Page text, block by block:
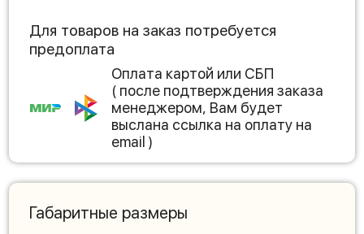
Для товаров на заказ потребуется
предоплата
Оплата картой или СБП
( после подтверждения заказа
менеджером, Вам будет
выслана ссылка на оплату на
email )
Габаритные размеры